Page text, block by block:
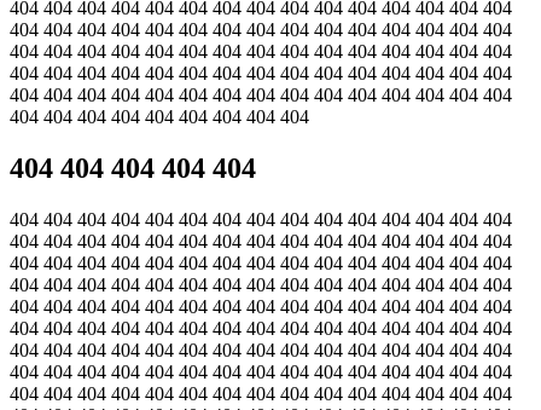
404 404 404 404 404 404 404 404 404 404 404 404 404 404 404
404 404 404 404 404 404 404 404 404 404 404 404 404 404 404
404 404 404 404 404 404 404 404 404 404 404 404 404 404 404
404 404 404 404 404 404 404 404 404 404 404 404 404 404 404
404 404 404 404 404 404 404 404 404 404 404 404 404 404 404
404 404 404 404 404 404 404 404 404
404 404 404 404 404
404 404 404 404 404 404 404 404 404 404 404 404 404 404 404
404 404 404 404 404 404 404 404 404 404 404 404 404 404 404
404 404 404 404 404 404 404 404 404 404 404 404 404 404 404
404 404 404 404 404 404 404 404 404 404 404 404 404 404 404
404 404 404 404 404 404 404 404 404 404 404 404 404 404 404
404 404 404 404 404 404 404 404 404 404 404 404 404 404 404
404 404 404 404 404 404 404 404 404 404 404 404 404 404 404
404 404 404 404 404 404 404 404 404 404 404 404 404 404 404
404 404 404 404 404 404 404 404 404 404 404 404 404 404 404